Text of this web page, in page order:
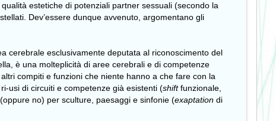
estetiche di potenziali partner sessuali (secondo la
Dev’essere dunque avvenuto, argomentano gli
cerebrale esclusivamente deputata al riconoscimento del
è una molteplicità di aree cerebrali e di competenze
compiti e funzioni che niente hanno a che fare con la
usi di circuiti e competenze già esistenti (shift funzionale,
no) per sculture, paesaggi e sinfonie (exaptation di